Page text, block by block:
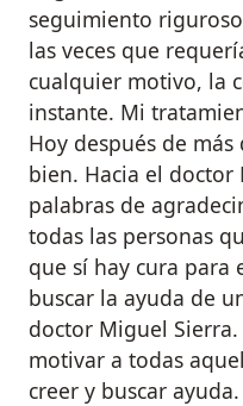
seguimiento
las veces que
cualquier motivo, la
instante. Mi
Hoy después de
bien. Hacia el
palabras de
todas las personas
que sí hay cura para
buscar la ayuda de
doctor Miguel
motivar a todas
creer y buscar ayuda.